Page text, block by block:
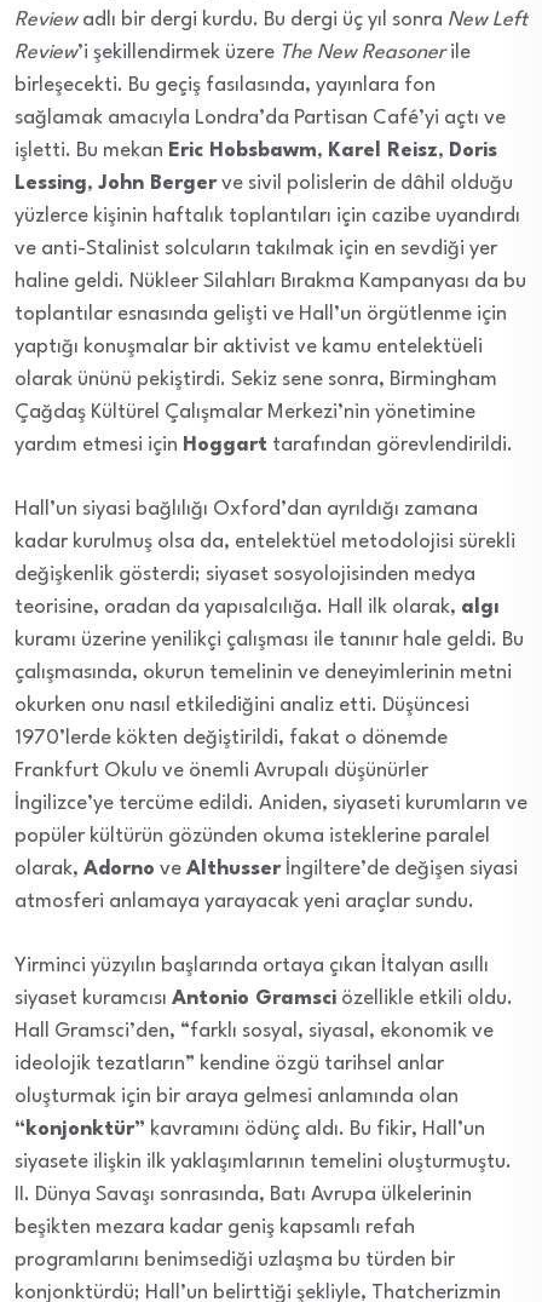
Reviewadlı bir dergi kurdu. Bu dergi üç yıl sonra New Left
Review’i şekillendirmek üzere The New Reasonerile
birleşecekti. Bu geçiş fasılasında, yayınlara fon
sağlamak amacıyla Londra’da Partisan Café’yi açtı ve
işletti. Bu mekan Eric Hobsbawm, Karel Reisz, Doris
Lessing, John Bergerve sivil polislerin de dâhil olduğu
yüzlerce kişinin haftalık toplantıları için cazibe uyandırdı
ve anti-Stalinist solcuların takılmak için en sevdiği yer
haline geldi. Nükleer Silahları Bırakma Kampanyası da bu
toplantılar esnasında gelişti ve Hall’un örgütlenme için
yaptığı konuşmalar bir aktivist ve kamu entelektüeli
olarak ününü pekiştirdi. Sekiz sene sonra, Birmingham
Çağdaş Kültürel Çalışmalar Merkezi’nin yönetimine
yardım etmesi için Hoggart tarafından görevlendirildi.
Hall’un siyasi bağlılığı Oxford’dan ayrıldığı zamana
kadar kurulmuş olsa da, entelektüel metodolojisi sürekli
değişkenlik gösterdi; siyaset sosyolojisinden medya
teorisine, oradan da yapısalcılığa. Hall ilk olarak, algı
kuramı üzerine yenilikçi çalışması ile tanınır hale geldi. Bu
çalışmasında, okurun temelinin ve deneyimlerinin metni
okurken onu nasıl etkilediğini analiz etti. Düşüncesi
1970’lerde kökten değiştirildi, fakat o dönemde
Frankfurt Okulu ve önemli Avrupalı düşünürler
İngilizce’ye tercüme edildi. Aniden, siyaseti kurumların ve
popüler kültürün gözünden okuma isteklerine paralel
olarak, Adorno ve Althusserİngiltere’de değişen siyasi
atmosferi anlamaya yarayacak yeni araçlar sundu.
Yirminci yüzyılın başlarında ortaya çıkan İtalyan asıllı
siyaset kuramcısı Antonio Gramsci özellikle etkili oldu.
Hall Gramsci’den, “farklı sosyal, siyasal, ekonomik ve
ideolojik tezatların” kendine özgü tarihsel anlar
oluşturmak için bir araya gelmesi anlamında olan
“konjonktür” kavramını ödünç aldı. Bu fikir, Hall’un
siyasete ilişkin ilk yaklaşımlarının temelini oluşturmuştu.
II. Dünya Savaşı sonrasında, Batı Avrupa ülkelerinin
beşikten mezara kadar geniş kapsamlı refah
programlarını benimsediği uzlaşma bu türden bir
konjonktürdü; Hall’un belirttiği şekliyle, Thatcherizmin